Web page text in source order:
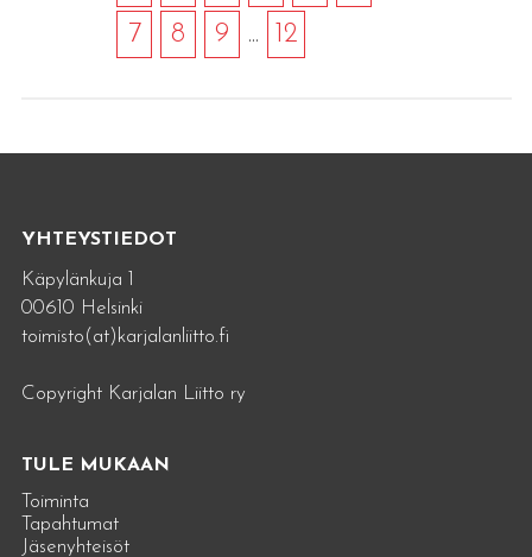
7
8 9 ... 12
YHTEYSTIEDOT
Käpylänkuja 1
00610 Helsinki
toimisto(at)karjalanliitto.fi
Copyright Karjalan Liitto ry
TULE MUKAAN
Toiminta
Tapahtumat
Jäsenyhteisöt